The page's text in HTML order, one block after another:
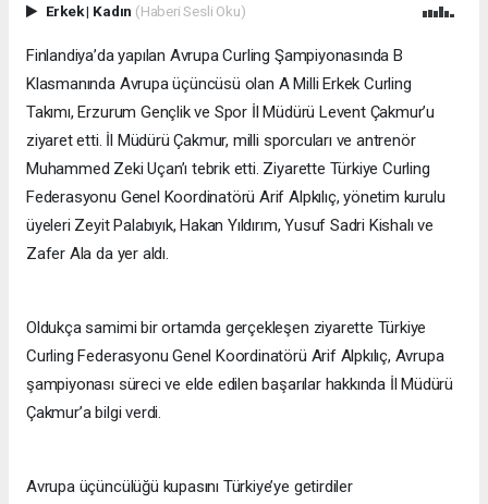
Erkek| Kadın (Haberi Sesli Oku)
Finlandiya’da yapılan Avrupa Curling Şampiyonasında B
Klasmanında Avrupa üçüncüsü olan A Milli Erkek Curling
Takımı, Erzurum Gençlik ve Spor İl Müdürü Levent Çakmur’u
ziyaret etti. İl Müdürü Çakmur, milli sporcuları ve antrenör
Muhammed Zeki Uçan’ı tebrik etti. Ziyarette Türkiye Curling
Federasyonu Genel Koordinatörü Arif Alpkılıç, yönetim kurulu
üyeleri Zeyit Palabıyık, Hakan Yıldırım, Yusuf Sadri Kishalı ve
Zafer Ala da yer aldı.
Oldukça samimi bir ortamda gerçekleşen ziyarette Türkiye
Curling Federasyonu Genel Koordinatörü Arif Alpkılıç, Avrupa
şampiyonası süreci ve elde edilen başarılar hakkında İl Müdürü
Çakmur’a bilgi verdi.
Avrupa üçüncülüğü kupasını Türkiye’ye getirdiler